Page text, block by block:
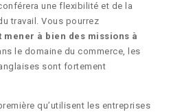
une flexibilité et de la
travail. Vous pourrez
à bien des missions à
le domaine du commerce, les
sont fortement
qu’utilisent les entreprises